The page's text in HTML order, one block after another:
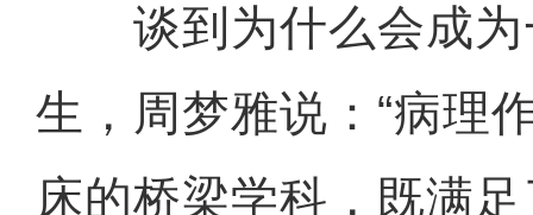
谈到为什么会成为
生，周梦雅说：“病理
床的桥梁学科，既满